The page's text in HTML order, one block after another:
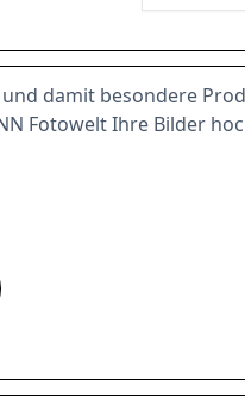
damit besondere
Fotowelt Ihre Bilder